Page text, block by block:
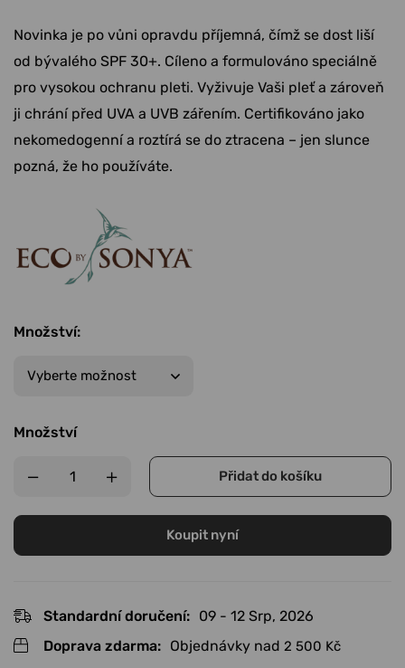
Novinka je po vůni opravdu příjemná, čímž se dost liší
od bývalého SPF 30+. Cíleno a formulováno speciálně
pro vysokou ochranu pleti. Vyživuje Vaši pleť a zároveň
ji chrání před UVA a UVB zářením. Certifikováno jako
nekomedogenní a roztírá se do ztracena – jen slunce
pozná, že ho používáte.
Množství:
Množství
Přidat do košíku
Koupit nyní
Standardní doručení: 09 - 12 Srp, 2026
Doprava zdarma: Objednávky nad 2 500 Kč